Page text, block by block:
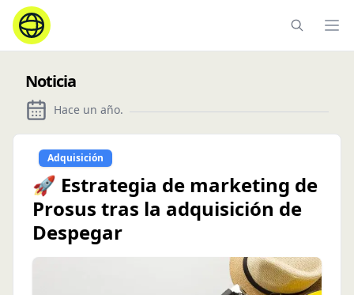
Noticia
Hace un año.
Adquisición
🚀 Estrategia de marketing de
Prosus tras la adquisición de
Despegar